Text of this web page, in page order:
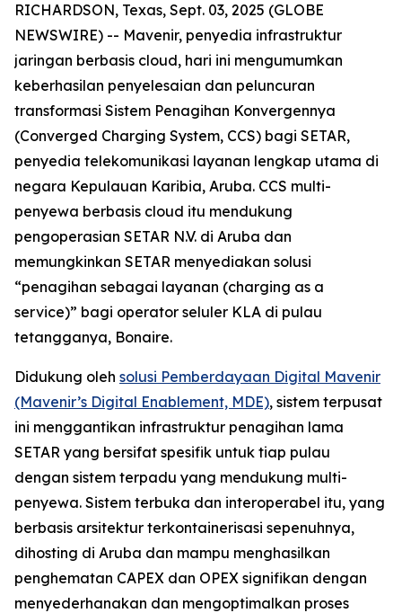
RICHARDSON, Texas, Sept. 03, 2025 (GLOBE
NEWSWIRE) -- Mavenir, penyedia infrastruktur
jaringan berbasis cloud, hari ini mengumumkan
keberhasilan penyelesaian dan peluncuran
transformasi Sistem Penagihan Konvergennya
(Converged Charging System, CCS) bagi SETAR,
penyedia telekomunikasi layanan lengkap utama di
negara Kepulauan Karibia, Aruba. CCS multi-
penyewa berbasis cloud itu mendukung
pengoperasian SETAR N.V. di Aruba dan
memungkinkan SETAR menyediakan solusi
“penagihan sebagai layanan (charging as a
service)” bagi operator seluler KLA di pulau
tetangganya, Bonaire.
Didukung oleh solusi Pemberdayaan Digital Mavenir
(Mavenir’s Digital Enablement, MDE), sistem terpusat
ini menggantikan infrastruktur penagihan lama
SETAR yang bersifat spesifik untuk tiap pulau
dengan sistem terpadu yang mendukung multi-
penyewa. Sistem terbuka dan interoperabel itu, yang
berbasis arsitektur terkontainerisasi sepenuhnya,
dihosting di Aruba dan mampu menghasilkan
penghematan CAPEX dan OPEX signifikan dengan
menyederhanakan dan mengoptimalkan proses